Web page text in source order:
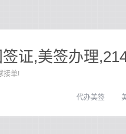
证,美签办理
接单!
代办美签